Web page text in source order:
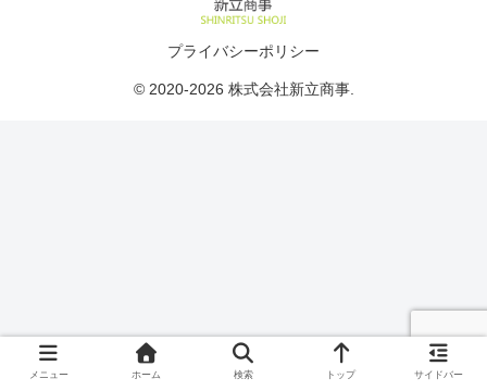
プライバシーポリシー
© 2020-2026 株式会社新立商事.
メニュー ホーム 検索 トップ サイドバー